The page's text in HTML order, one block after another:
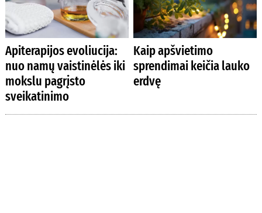
Apiterapijos evoliucija:
nuo namų vaistinėlės iki
mokslu pagrįsto
sveikatinimo
Kaip apšvietimo
sprendimai keičia lauko
erdvę